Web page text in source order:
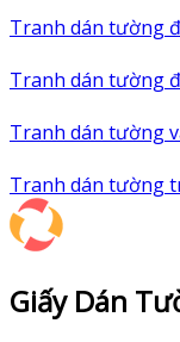
Tranh dán tường
Tranh dán tường
Tranh dán tường
Tranh dán tường
Giấy Dán